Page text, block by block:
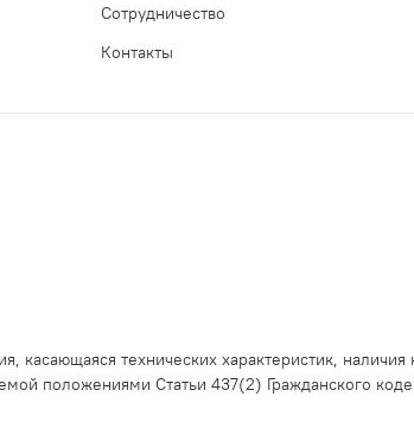
Сотрудничество
Контакты
касающаяся технических характеристик,
положениями Статьи 437(2) Гражданского